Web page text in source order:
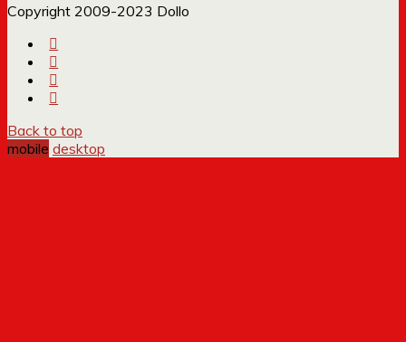
Copyright 2009-2023 Dollo
Back to top
mobile desktop